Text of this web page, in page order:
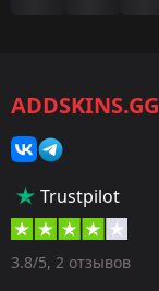
Категория:
Скины
Дробовики
Оружие:
ADDSKINS.GG
Trustpilot
3.8/5, 2 отзывов